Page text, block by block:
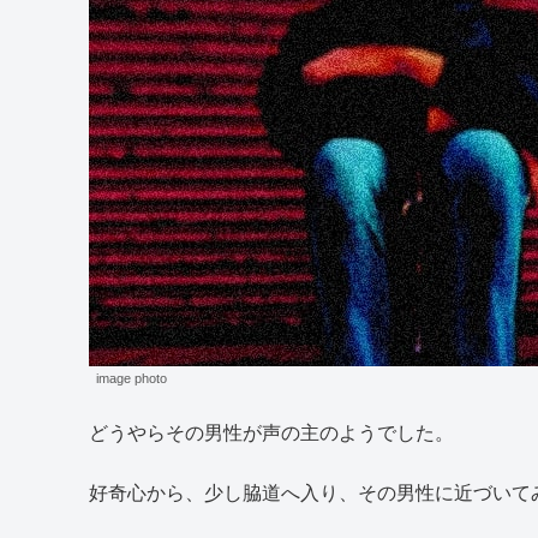
image photo
どうやらその男性が声の主のようでした。
好奇心から、少し脇道へ入り、その男性に近づいて